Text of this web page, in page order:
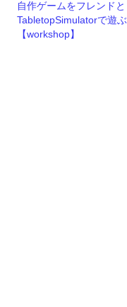
自作ゲームをフレンドと
TabletopSimulatorで遊ぶ
【workshop】